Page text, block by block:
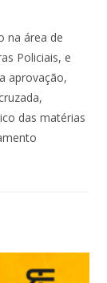
na área de
Policiais, e
aprovação,
das matérias